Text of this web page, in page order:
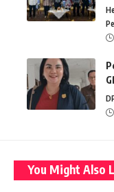
You Might Also